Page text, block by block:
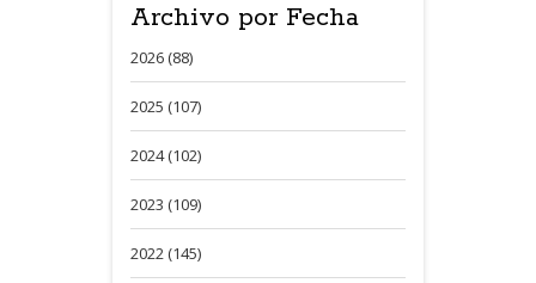
Archivo por Fecha
2026 (88)
2025 (107)
2024 (102)
2023 (109)
2022 (145)